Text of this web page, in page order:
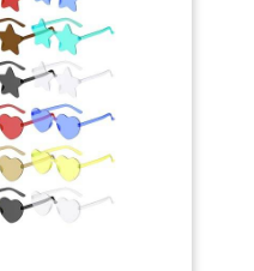
que votre vision soit
lunettes en forme de
forme de cœur et une
fabrication exquise,
élégante et plus belle.
aussi attrayant, porter
montrer votre
attrayant. Confortable
en forme de cœur sont
des supports de nez en